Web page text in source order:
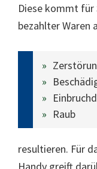
Diese kommt für
bezahlter Waren
Raub
resultieren. Für
Handy greift